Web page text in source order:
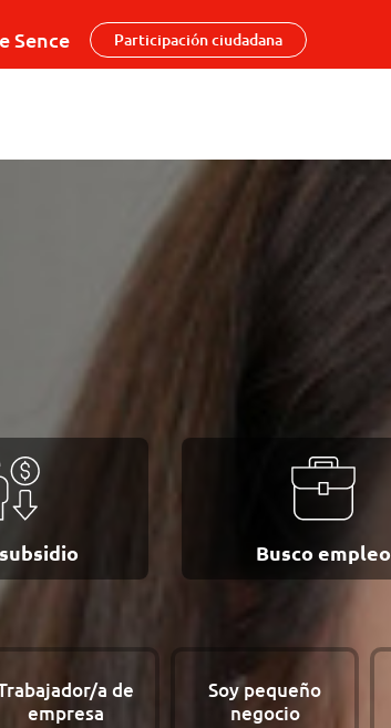
Sence Participación ciudadana
Busco empleo
a de
empresa
Soy pequeño
negocio